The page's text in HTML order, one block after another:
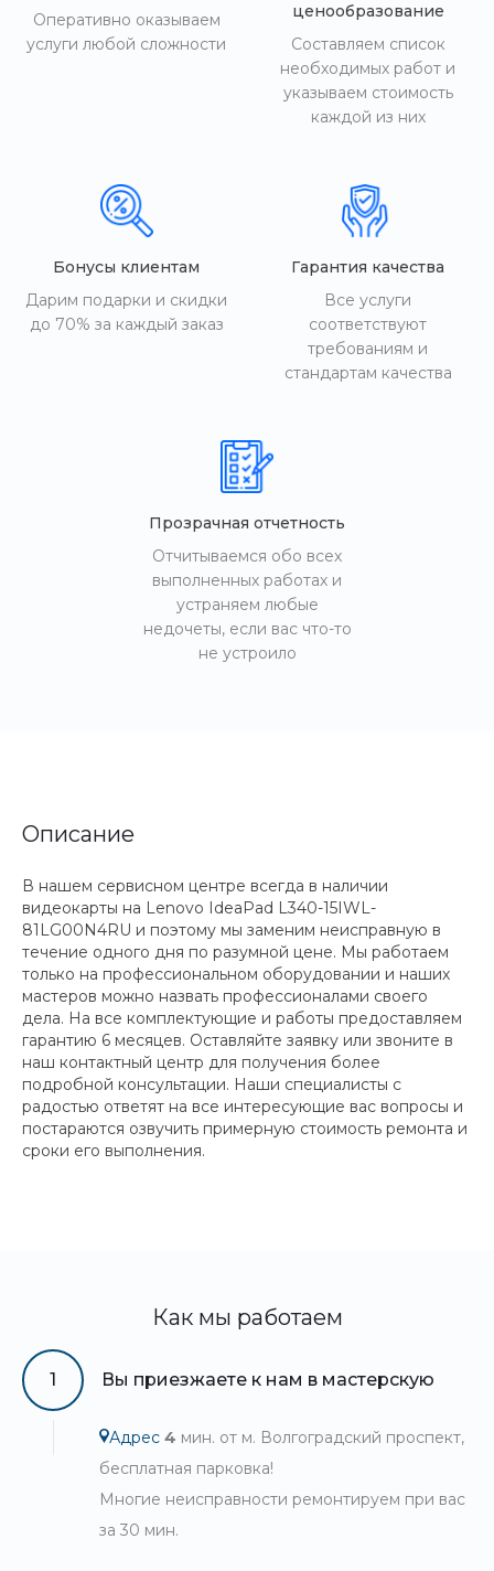
Оперативно оказываем
услуги любой сложности
ценообразование
Составляем список
необходимых работ и
указываем стоимость
каждой из них
Бонусы клиентам
Дарим подарки и скидки
до 70% за каждый заказ
Гарантия качества
Все услуги
соответствуют
требованиям и
стандартам качества
Прозрачная отчетность
Отчитываемся обо всех
выполненных работах и
устраняем любые
недочеты, если вас что-то
не устроило
Описание
В нашем сервисном центре всегда в наличии
видеокарты на Lenovo IdeaPad L340-15IWL-
81LG00N4RU и поэтому мы заменим неисправную в
течение одного дня по разумной цене. Мы работаем
только на профессиональном оборудовании и наших
мастеров можно назвать профессионалами своего
дела. На все комплектующие и работы предоставляем
гарантию 6 месяцев. Оставляйте заявку или звоните в
наш контактный центр для получения более
подробной консультации. Наши специалисты с
радостью ответят на все интересующие вас вопросы и
постараются озвучить примерную стоимость ремонта и
сроки его выполнения.
Как мы работаем
1 Вы приезжаете к нам в мастерскую
Адрес 4 мин. от м. Волгоградский проспект,
бесплатная парковка!
Многие неисправности ремонтируем при вас
за 30 мин.